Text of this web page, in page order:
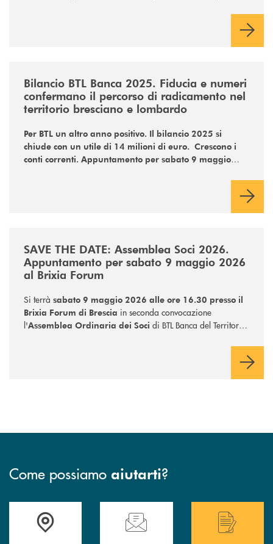
condizioni agevolate e premi di insediamento per le start-up.
Bilancio BTL Banca 2025. Fiducia e numeri
confermano il percorso di radicamento nel
territorio bresciano e lombardo
Per BTL un altro anno positivo. Il bilancio 2025 si
chiude con un utile di 14 milioni di euro. Crescono i
conti correnti. Appuntamento per sabato 9 maggio
SAVE THE DATE: Assemblea Soci 2026.
Appuntamento per sabato 9 maggio 2026
al Brixia Forum
Si terrà sabato 9 maggio 2026 alle ore 16.30 presso il
Brixia Forum di Brescia in seconda convocazione
l'Assemblea Ordinaria dei Soci di BTL Banca del Territorio
Come possiamo aiutarti?
Accedi all' elenco completo delle filiali .Hai bisogno di assistenza immediata?
Hai bisogno di